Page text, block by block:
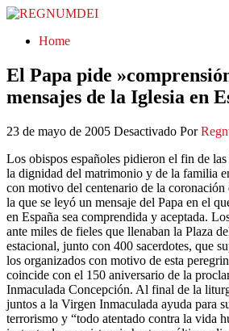
REGNUMDEI
Home
El Papa pide
mensajes de la Iglesia en
23 de mayo de 2005 Desactivado Por
Los obispos españoles pidieron el fin de las
la dignidad del matrimonio y de la familia
con motivo del centenario de la
la que se leyó un mensaje del Papa en el
en España sea comprendida y aceptada.
ante miles de fieles que llenaban la Plaza
estacional, junto con 400 sacerdotes, que
los organizados con motivo de esta
coincide con el 150 aniversario de la
Inmaculada Concepción. Al final de la
juntos a la Virgen Inmaculada ayuda para
terrorismo y “todo atentado contra la vida